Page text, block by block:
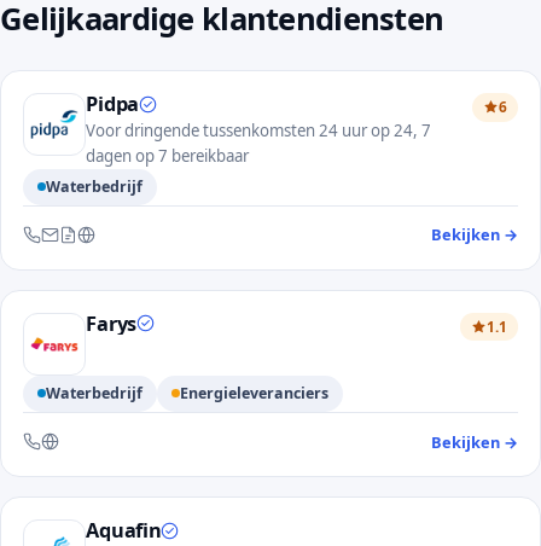
Gelijkaardige klantendiensten
Pidpa
Voor dringende tussenkomsten 24 uur op 24, 7
dagen op 7 bereikbaar
6
Waterbedrijf
Bereikbaar via telefoon, e-mail, contactformulier en websiteBekijken →
Farys 1.1
Waterbedrijf Energieleveranciers
Bereikbaar via telefoon en website Bekijken →
Aquafin